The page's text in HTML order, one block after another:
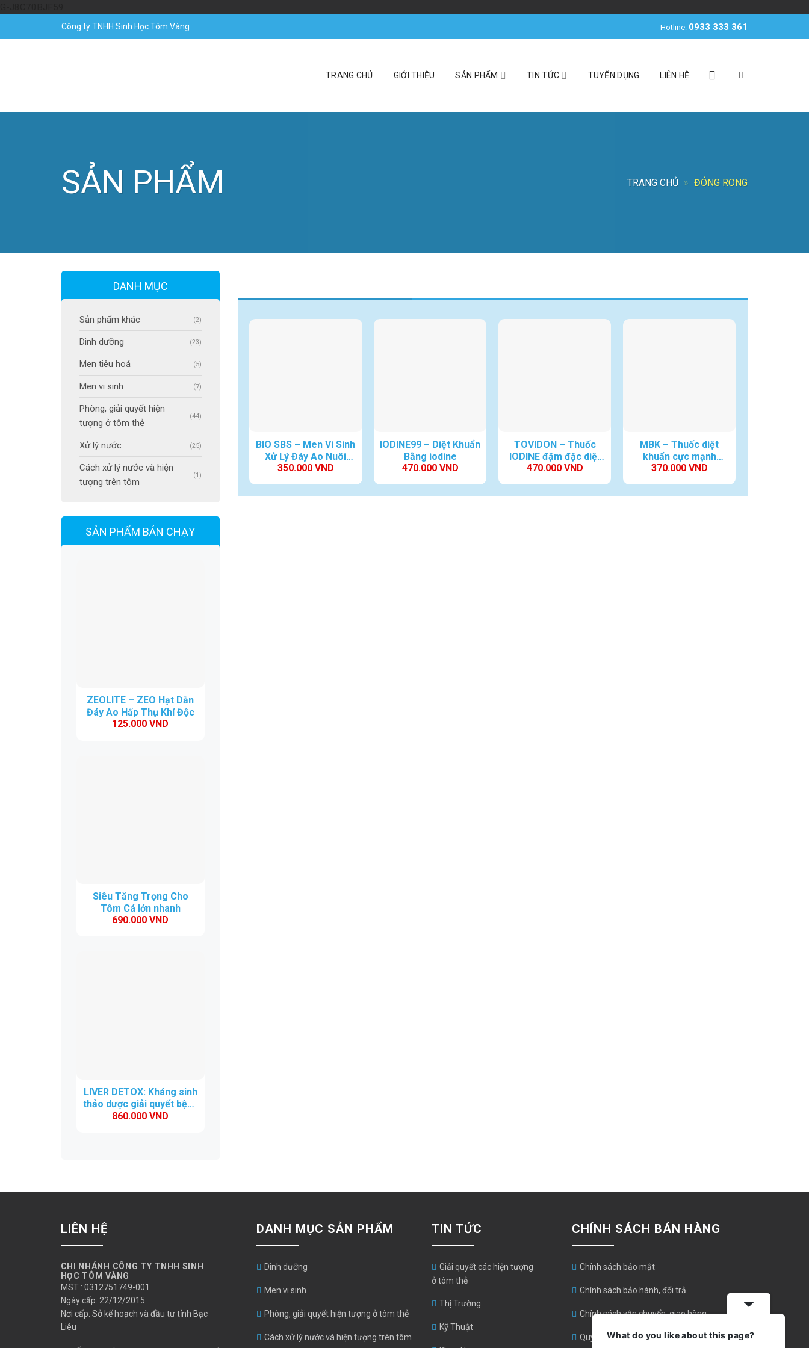
to
Công ty TNHH Sinh Học Tôm Vàng Hotline: 0933 333 361
TRANG CHỦ GIỚI THIỆU SẢN PHẨM TIN TỨC TUYỂN DỤNG LIÊN HỆ
SẢN PHẨM TRANG CHỦ » ĐÓNG RONG
DANH MỤC
Sản phẩm khác (2)
Dinh dưỡng (23)
Men tiêu hoá (5)
Men vi sinh (7)
Phòng, giải quyết hiện
tượng ở tôm thẻ
(44)
Xử lý nước (25)
Cách xử lý nước và hiện
tượng trên tôm
(1)
SẢN PHẨM BÁN CHẠY
ZEOLITE – ZEO Hạt Dằn
Đáy Ao Hấp Thụ Khí Độc
125.000VND
Siêu Tăng Trọng Cho
Tôm Cá lớn nhanh
690.000VND
LIVER DETOX: Kháng sinh
thảo dược giải quyết bệnh
gan tôm
860.000VND
BIO SBS – Men Vi Sinh
Xử Lý Đáy Ao Nuôi
Tôm, Cá
350.000 VND
IODINE99 – Diệt Khuẩn
Bằng iodine
470.000 VND
TOVIDON – Thuốc
IODINE đậm đặc diệt
khuẩn ao tôm
470.000 VND
MBK – Thuốc diệt
khuẩn cực mạnh
trong thủy sản
370.000 VND
LIÊN HỆ
CHI NHÁNH CÔNG TY TNHH SINH
HỌC TÔM VÀNG
MST : 0312751749-001
Ngày cấp: 22/12/2015
Nơi cấp: Sở kế hoạch và đầu tư tỉnh Bạc
Liêu
DANH MỤC SẢN PHẨM
Dinh dưỡng
Men vi sinh
Phòng, giải quyết hiện tượng ở tôm thẻ
Cách xử lý nước và hiện tượng trên tôm
TIN TỨC
Giải quyết các hiện tượng
ở tôm thẻ
Thị Trường
Kỹ Thuật
CHÍNH SÁCH BÁN HÀNG
Chính sách bảo mật
Chính sách bảo hành, đổi trả
Chính sách vận chuyển, giao hàng
Quy định và hình thức thanh toán
What do you like about this page?